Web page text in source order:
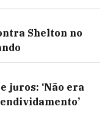
Shelton no
juros: ‘Não era